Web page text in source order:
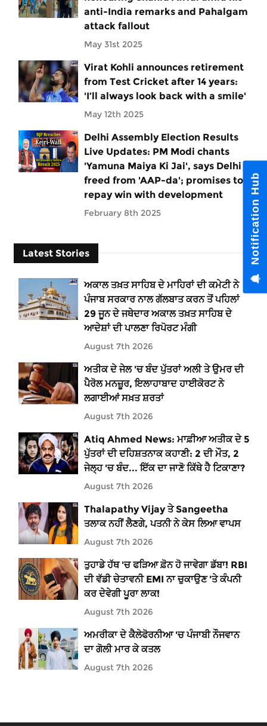
anti-India remarks and Pahalgam
attack fallout
May 31st 2025
Virat Kohli announces retirement
from Test Cricket after 14 years:
'I’ll always look back with a smile'
May 12th 2025
Delhi Assembly Election Results
Live Updates: PM Modi chants
'Yamuna Maiya Ki Jai', says Delhi
freed from 'AAP-da'; promises to
repay win with development
February 8th 2025
Latest Stories
ਅਕਾਲ ਤਖ਼ਤ ਸਾਹਿਬ ਦੇ ਮਾਹਿਰਾਂ ਦੀ ਕਮੇਟੀ ਨੇ
ਪੰਜਾਬ ਸਰਕਾਰ ਨਾਲ ਗੱਲਬਾਤ ਕਰਨ ਤੋਂ ਪਹਿਲਾਂ
29 ਜੂਨ ਦੇ ਜਥੇਦਾਰ ਅਕਾਲ ਤਖ਼ਤ ਸਾਹਿਬ ਦੇ
ਆਦੇਸ਼ਾਂ ਦੀ ਪਾਲਣਾ ਰਿਪੋਰਟ ਮੰਗੀ
August 7th 2026
ਅਤੀਕ ਦੇ ਜੇਲ 'ਚ ਬੰਦ ਪੁੱਤਰਾਂ ਅਲੀ ਤੇ ਉਮਰ ਦੀ
ਪੈਰੋਲ ਮਨਜ਼ੂਰ, ਇਲਾਹਾਬਾਦ ਹਾਈਕੋਰਟ ਨੇ
ਲਗਾਈਆਂ ਸਖ਼ਤ ਸ਼ਰਤਾਂ
August 7th 2026
Atiq Ahmed News: ਮਾਫ਼ੀਆ ਅਤੀਕ ਦੇ 5
ਪੁੱਤਰਾਂ ਦੀ ਦਹਿਸ਼ਤਨਾਕ ਕਹਾਣੀ: 2 ਦੀ ਮੌਤ, 2
ਜੇਲ੍ਹ 'ਚ ਬੰਦ... ਇੱਕ ਦਾ ਜਾਣੋ ਕਿੱਥੇ ਹੈ ਟਿਕਾਣਾ?
August 7th 2026
Thalapathy Vijay ਤੇ Sangeetha
ਤਲਾਕ ਨਹੀਂ ਲੈਣਗੇ, ਪਤਨੀ ਨੇ ਕੇਸ ਲਿਆ ਵਾਪਸ
August 7th 2026
ਤੁਹਾਡੇ ਹੱਥ 'ਚ ਫੜਿਆ ਫ਼ੋਨ ਹੋ ਜਾਵੇਗਾ ਡੱਬਾ! RBI
ਦੀ ਵੱਡੀ ਚੇਤਾਵਨੀ EMI ਨਾ ਚੁਕਾਉਣ 'ਤੇ ਕੰਪਨੀ
ਕਰ ਦੇਵੇਗੀ ਪੂਰਾ ਲਾਕ!
August 7th 2026
ਅਮਰੀਕਾ ਦੇ ਕੈਲੇਫੋਰਨੀਆ 'ਚ ਪੰਜਾਬੀ ਨੌਜਵਾਨ
ਦਾ ਗੋਲੀ ਮਾਰ ਕੇ ਕਤਲ
August 7th 2026
Notification Hub